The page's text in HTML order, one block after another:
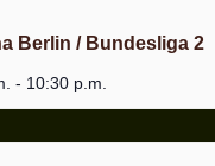
Berlin / Bundesliga 2
- 10:30 p.m.